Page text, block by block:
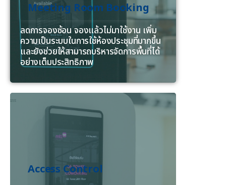
Meeting Room Booking
ลดการจองซ้อน จองแล้วไม่มาใช้งาน เพิ่ม
ความเป็นระบบในการใช้ห้องประชุมที่มากขึ้น
และยังช่วยให้สามารถบริหารจัดการพื้นที่ได้
อย่างเต็มประสิทธิภาพ
Access Control